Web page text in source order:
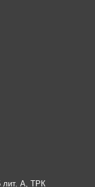
лит. А, ТРК